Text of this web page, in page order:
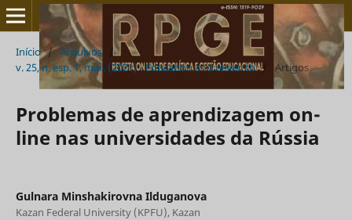
Início / Arquivos
/
v. 25, n. esp. 1, mar. (2021) - Education and research / Artigos
Problemas de aprendizagem on-
line nas universidades da Rússia
Gulnara Minshakirovna Ilduganova
Kazan Federal University (KPFU), Kazan